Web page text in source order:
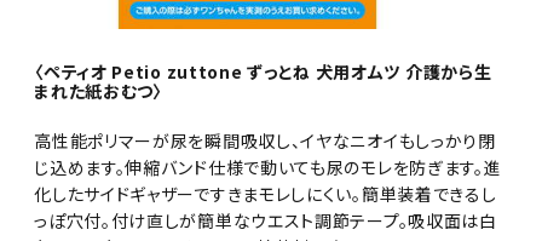
〈ペティオ Petio zuttone ずっとね 犬用オムツ 介護から生
まれた紙おむつ〉
高性能ポリマーが尿を瞬間吸収し、イヤなニオイもしっかり閉
じ込めます。伸縮バンド仕様で動いても尿のモレを防ぎます。進
化したサイドギャザーですきまモレしにくい。簡単装着できるし
っぽ穴付。付け直しが簡単なウエスト調節テープ。吸収面は白